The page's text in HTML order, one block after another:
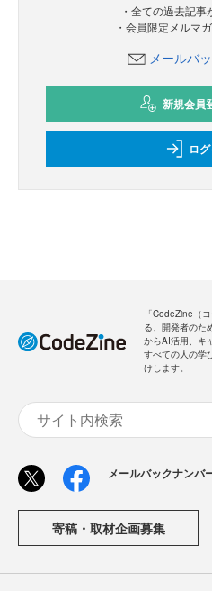
・全ての過去記
・会員限定メルマ
メールバ
新規会員
ロ
「CodeZine（
る、開発者のた
からAI活用、キ
すべての人の学
けします。
メールバックナンバ
寄稿・取材企画募集